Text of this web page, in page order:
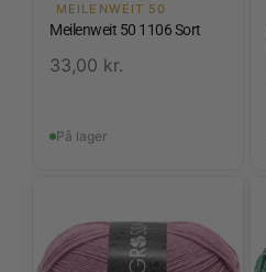
MEILENWEIT 50
Meilenweit 50 1106 Sort
33,00 kr.
På lager